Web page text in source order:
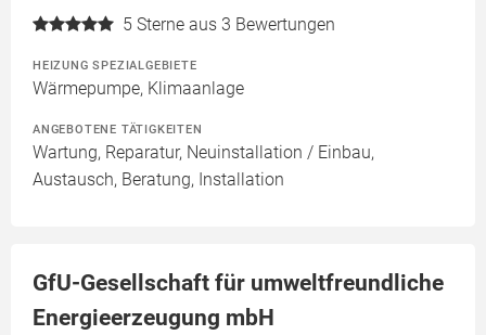
5 Sterne aus 3 Bewertungen
HEIZUNG SPEZIALGEBIETE
Wärmepumpe, Klimaanlage
ANGEBOTENE TÄTIGKEITEN
Wartung, Reparatur, Neuinstallation / Einbau,
Austausch, Beratung, Installation
GfU-Gesellschaft für umweltfreundliche
Energieerzeugung mbH